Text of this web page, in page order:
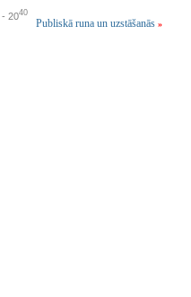
- 2040
Publiskā runa un uzstāšanās »